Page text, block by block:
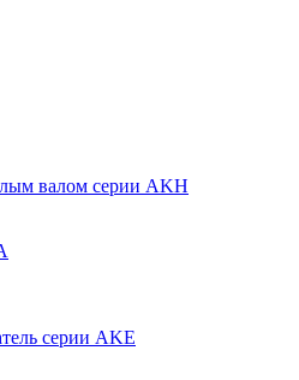
валом серии AKH
серии AKE